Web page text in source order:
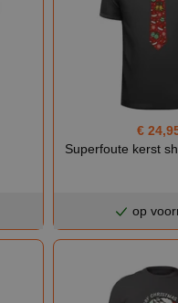
€
Superfoute kerst
op